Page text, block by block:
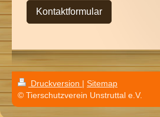
Kontaktformular
Druckversion | Sitemap
© Tierschutzverein Unstruttal e.V.